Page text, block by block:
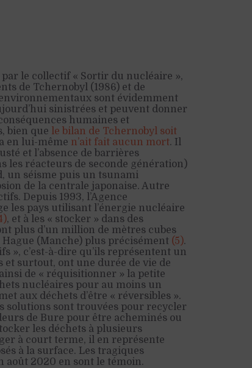
le collectif « Sortir du nucléaire »,
de Tchernobyl (1986) et de
sont évidemment
sinistrées et peuvent donner
humaines et
bien que
le bilan de Tchernobyl soit
en lui-même n’ait fait aucun mort. Il
et l’absence de barrières
les réacteurs de seconde génération)
un séisme puis un tsunami
de la centrale japonaise. Autre
Depuis 1993, l’Agence
les pays utilisant l’énergie nucléaire
, et à les « stocker » dans des
plus d’un million de mètres cubes
Hague (Manche) plus précisément (5).
», c’est-à-dire qu’ils représentent un
surtout, ont une durée de vie de
de « réquisitionner » la petite
nucléaires pour au moins un
aux déchets d’être « réversibles ».
solutions sont trouvées pour recycler
de Bure pour être acheminés ou
les déchets à plusieurs
à court terme, il en représente
à la surface. Les tragiques
août 2020 en sont le témoin.